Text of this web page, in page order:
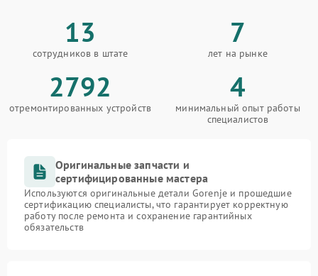
13
сотрудников в штате
7
лет на рынке
2792
отремонтированных устройств
4
минимальный опыт работы
специалистов
Оригинальные запчасти и
сертифицированные мастера
Используются оригинальные детали Gorenje и прошедшие
сертификацию специалисты, что гарантирует корректную
работу после ремонта и сохранение гарантийных
обязательств